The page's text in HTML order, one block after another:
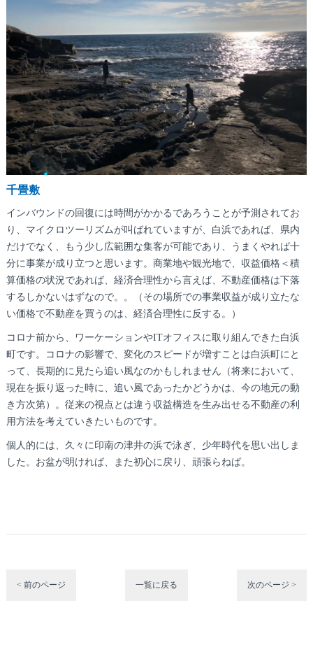
千畳敷
インバウンドの回復には時間がかかるであろうことが予測されてお
り、マイクロツーリズムが叫ばれていますが、白浜であれば、県内
だけでなく、もう少し広範囲な集客が可能であり、うまくやれば十
分に事業が成り立つと思います。商業地や観光地で、収益価格＜積
算価格の状況であれば、経済合理性から言えば、不動産価格は下落
するしかないはずなので。。（その場所での事業収益が成り立たな
い価格で不動産を買うのは、経済合理性に反する。）
コロナ前から、ワーケーションやITオフィスに取り組んできた白浜
町です。コロナの影響で、変化のスピードが増すことは白浜町にと
って、長期的に見たら追い風なのかもしれません（将来において、
現在を振り返った時に、追い風であったかどうかは、今の地元の動
き方次第）。従来の視点とは違う収益構造を生み出せる不動産の利
用方法を考えていきたいものです。
個人的には、久々に印南の津井の浜で泳ぎ、少年時代を思い出しま
した。お盆が明ければ、また初心に戻り、頑張らねば。
< 前のページ 一覧に戻る 次のページ >